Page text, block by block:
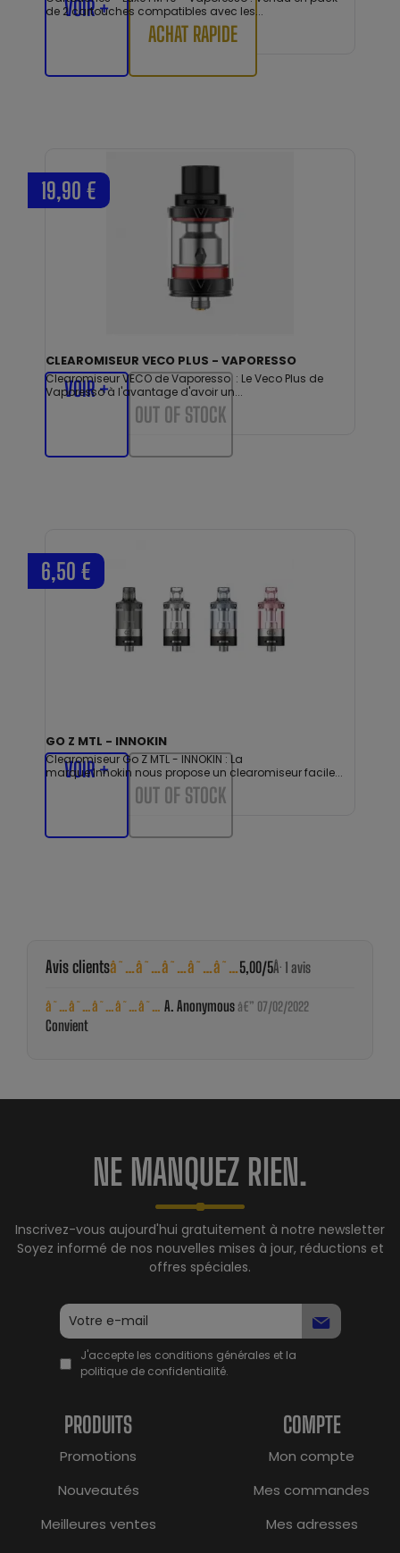
de 2 cartouches compatibles avec les...
VOIR +
ACHAT RAPIDE
CLEAROMISEUR VECO PLUS - VAPORESSO
Clearomiseur VECO de Vaporesso : Le Veco Plus de
Vaporesso à l'avantage d'avoir un...
19,90 €
VOIR +
OUT OF STOCK
GO Z MTL - INNOKIN
Clearomiseur Go Z MTL - INNOKIN : La
marque Innokin nous propose un clearomiseur facile...
6,50 €
VOIR +
OUT OF STOCK
Avis clientsâ˜…â˜…â˜…â˜…â˜…5,00/5Â· 1 avis
â˜…â˜…â˜…â˜…â˜… A. Anonymousâ€” 07/02/2022
Convient
NE MANQUEZ RIEN.
Inscrivez-vous aujourd'hui gratuitement à notre newsletter
Soyez informé de nos nouvelles mises à jour, réductions et
offres spéciales.
J'accepte les conditions générales et la
politique de confidentialité.
PRODUITS
Promotions
Nouveautés
Meilleures ventes
COMPTE
Mon compte
Mes commandes
Mes adresses